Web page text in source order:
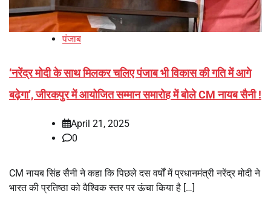
पंजाब
‘नरेंद्र मोदी के साथ मिलकर चलिए पंजाब भी विकास की गति में आगे
बढ़ेगा’, जीरकपुर में आयोजित सम्मान समारोह में बोले CM नायब सैनी !
April 21, 2025
0
CM नायब सिंह सैनी ने कहा कि पिछले दस वर्षों में प्रधानमंत्री नरेंद्र मोदी ने
भारत की प्रतिष्ठा को वैश्विक स्तर पर ऊंचा किया है […]